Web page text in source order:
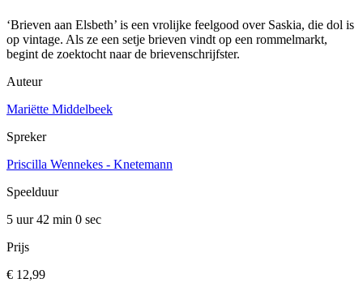
‘Brieven aan Elsbeth’ is een vrolijke feelgood over Saskia, die dol is
op vintage. Als ze een setje brieven vindt op een rommelmarkt,
begint de zoektocht naar de brievenschrijfster.
Auteur
Mariëtte Middelbeek
Spreker
Priscilla Wennekes - Knetemann
Speelduur
5 uur 42 min 0 sec
Prijs
€ 12,99